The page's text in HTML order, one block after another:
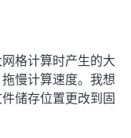
格计算时产生的大
慢计算速度。我想
储存位置更改到固